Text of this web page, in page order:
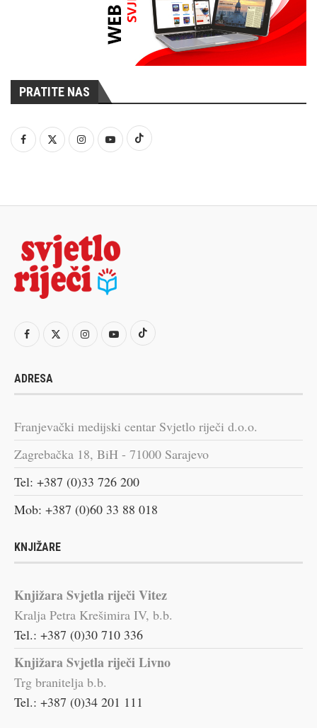
PRATITE NAS
ADRESA
Franjevački medijski centar Svjetlo riječi d.o.o.
Zagrebačka 18, BiH - 71000 Sarajevo
Tel: +387 (0)33 726 200
Mob: +387 (0)60 33 88 018
KNJIŽARE
Knjižara Svjetla riječi Vitez
Kralja Petra Krešimira IV, b.b.
Tel.: +387 (0)30 710 336
Knjižara Svjetla riječi Livno
Trg branitelja b.b.
Tel.: +387 (0)34 201 111